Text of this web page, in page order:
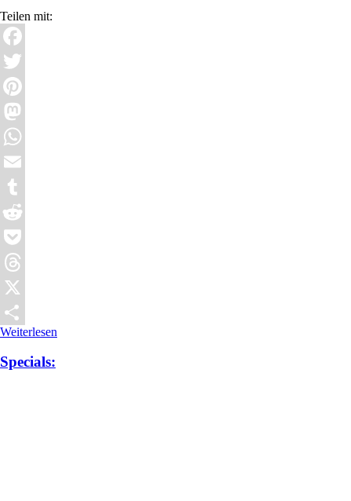
Teilen mit:
Facebook
Twitter
Pinterest
Mastodon
WhatsApp
Email
Tumblr
Reddit
Pocket
Threads
X
Teilen
Weiterlesen
Specials: